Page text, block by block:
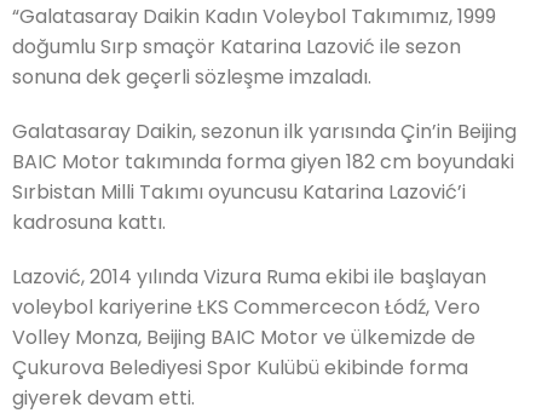
“Galatasaray Daikin Kadın Voleybol Takımımız, 1999
doğumlu Sırp smaçör Katarina Lazović ile sezon
sonuna dek geçerli sözleşme imzaladı.
Galatasaray Daikin, sezonun ilk yarısında Çin’in Beijing
BAIC Motor takımında forma giyen 182 cm boyundaki
Sırbistan Milli Takımı oyuncusu Katarina Lazović’i
kadrosuna kattı.
Lazović, 2014 yılında Vizura Ruma ekibi ile başlayan
voleybol kariyerine ŁKS Commercecon Łódź, Vero
Volley Monza, Beijing BAIC Motor ve ülkemizde de
Çukurova Belediyesi Spor Kulübü ekibinde forma
giyerek devam etti.